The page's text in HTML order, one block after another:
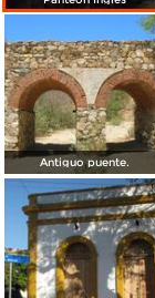
Antiguo puente.